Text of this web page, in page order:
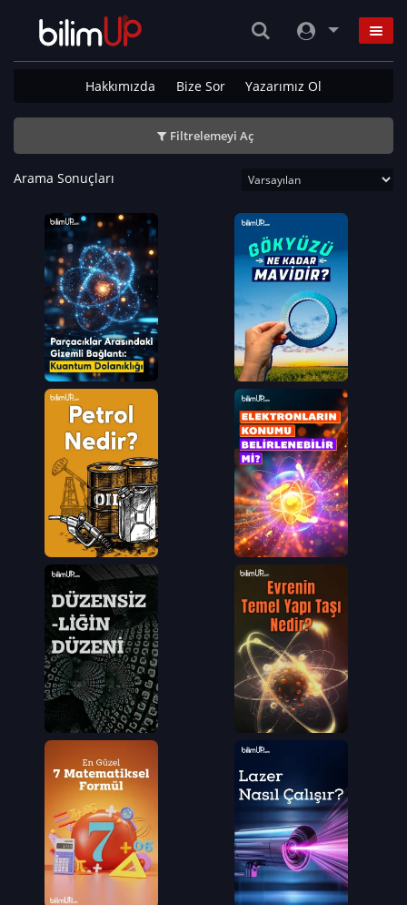
Hakkımızda Bize Sor Yazarımız Ol
Filtrelemeyi Aç
Arama Sonuçları